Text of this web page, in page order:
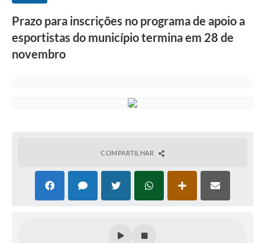
Prazo para inscrições no programa de apoio a
esportistas do município termina em 28 de
novembro
COMPARTILHAR